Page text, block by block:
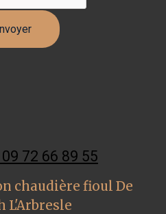
72 66 89 55
chaudière fioul De
L'Arbresle